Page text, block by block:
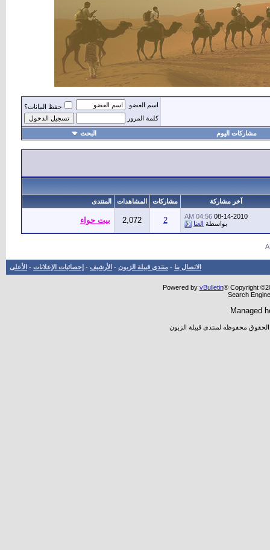
اسم العضو
حفظ البيانات؟
كلمة المرور
مشاركات اليوم البحث
آخر مشاركة مشاركات المشاهدات المنتدى
08-14-2010
04:56 AM
بواسطة العنا 2
2,072 بيت حواء
الاتصال بنا - منتدى قبيلة الزبون - الأرشيف - إحصائيات الإعلانات - الأعلى
Powered by vBulletin® Copyright
Search
Managed
الحقوق محفوظه لمنتدى قبيلة الزبون